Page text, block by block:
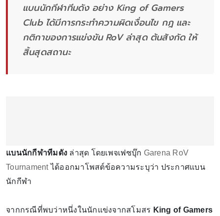
แบนนักกีฬาทีมดัง อย่าง King of Gamers
Club ได้มีการกระทำความผิดเงื่อนไข กฎ และ
กติกาของการแข่งขัน RoV ล่าสุด ต้นสังกัด ให้
สิ้นสุดสถานะ
แบนนักกีฬาทีมดัง ล่าสุด โดยเพจเฟซบุ๊ก Garena RoV
Tournamentได้ออกมาโพสต์ข้อความระบุว่า ประกาศแบน
นักกีฬา
จากกรณีที่พบว่าหนึ่งในนักแข่งจากสโมสร King of Gamers